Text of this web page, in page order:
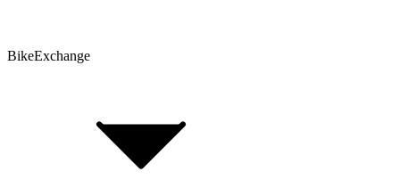
Algemene voorwaarden
Cookie-instellingen
BikeExchange